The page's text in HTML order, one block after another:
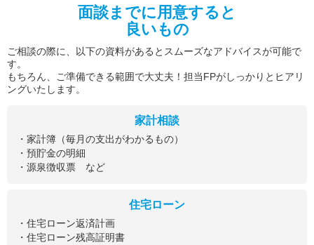
面談までに用意すると
良いもの
ご相談の際に、以下の資料があるとスムーズなアドバイスが可能で
す。
もちろん、ご準備できる範囲で大丈夫！担当FPがしっかりとヒアリ
ングいたします。
家計相談
・家計簿（毎月の支出がわかるもの）
・預貯金の明細
・源泉徴収票 など
住宅ローン
・住宅ローン返済計画
・住宅ローン残高証明書